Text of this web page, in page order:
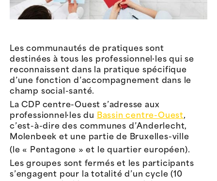
Les communautés de pratiques sont
destinées à tous les professionnel·les qui se
reconnaissent dans la pratique spécifique
d’une fonction d’accompagnement dans le
champ social-santé.
La CDP centre-Ouest s’adresse aux
professionnel·les du
Bassin centre-Ouest,
c’est-à-dire des communes d’Anderlecht,
Molenbeek et une partie de Bruxelles-ville
(le « Pentagone » et le quartier européen).
Les groupes sont fermés et les participants
s’engagent pour la totalité d’un cycle (10